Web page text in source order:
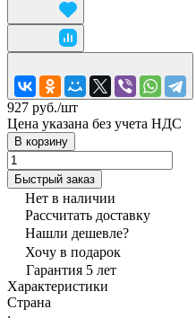
927 руб./шт
Цена указана без учета НДС
В корзину
Быстрый заказ
Нет в наличии
Рассчитать доставку
Нашли дешевле?
Хочу в подарок
Гарантия 5 лет
Характеристики
Страна